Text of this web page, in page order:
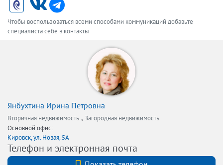
Чтобы воспользоваться всеми способами коммуникаций добавьте
специалиста себе в контакты
Янбухтина Ирина Петровна
Вторичная недвижимость , Загородная недвижимость
Основной офис:
Кировск, ул. Новая, 5А
Телефон и электронная почта